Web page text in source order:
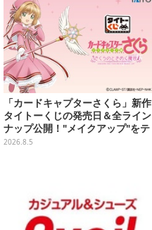
「カードキャプターさくら」新作
タイトーくじの発売日＆全ライン
ナップ公開！"メイクアップ"をテ
ーマに、日常でも使いたくなるア
2026.8.5